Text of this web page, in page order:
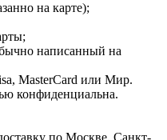
на карте);
написанный на
MasterCard или Мир.
конфиденциальна.
по Москве, Санкт-